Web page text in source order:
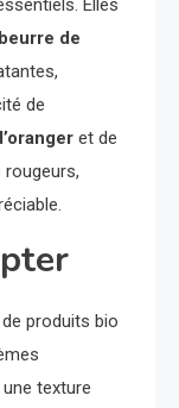
Elles
beurre de
de
et de
produits bio
texture